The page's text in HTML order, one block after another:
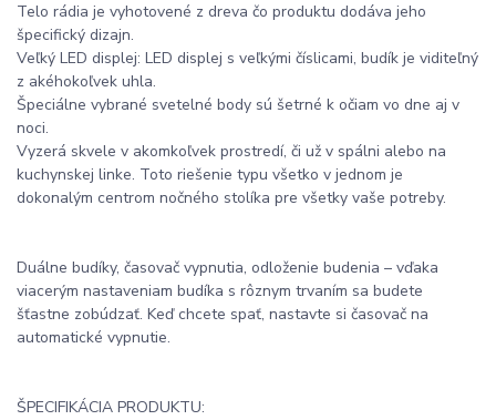
Telo rádia je vyhotovené z dreva čo produktu dodáva jeho
špecifický dizajn.
Veľký LED displej: LED displej s veľkými číslicami, budík je viditeľný
z akéhokoľvek uhla.
Špeciálne vybrané svetelné body sú šetrné k očiam vo dne aj v
noci.
Vyzerá skvele v akomkoľvek prostredí, či už v spálni alebo na
kuchynskej linke. Toto riešenie typu všetko v jednom je
dokonalým centrom nočného stolíka pre všetky vaše potreby.
Duálne budíky, časovač vypnutia, odloženie budenia – vďaka
viacerým nastaveniam budíka s rôznym trvaním sa budete
šťastne zobúdzať. Keď chcete spať, nastavte si časovač na
automatické vypnutie.
ŠPECIFIKÁCIA PRODUKTU: